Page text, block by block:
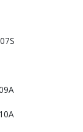
09A